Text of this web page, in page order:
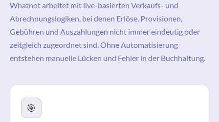
Whatnot arbeitet mit live-basierten Verkaufs- und
Abrechnungslogiken, bei denen Erlöse, Provisionen,
Gebühren und Auszahlungen nicht immer eindeutig oder
zeitgleich zugeordnet sind. Ohne Automatisierung
entstehen manuelle Lücken und Fehler in der Buchhaltung.
🎯